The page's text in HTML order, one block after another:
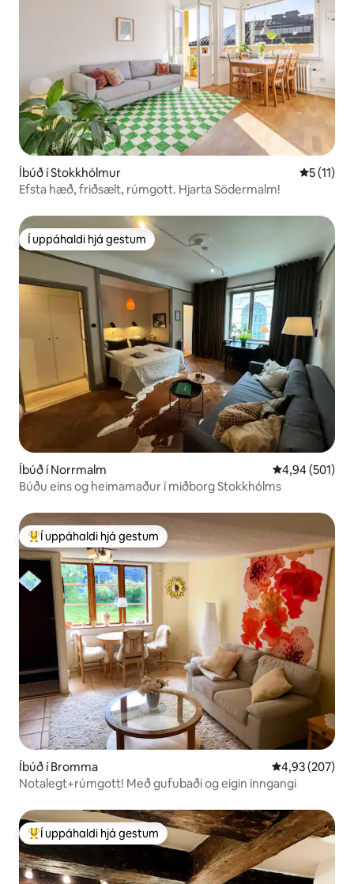
Íbúð í Stokkhólmur 5 af 5 í
5 (11)
Efsta hæð, friðsælt, rúmgott. Hjarta Södermalm!
Í uppáhaldi hjá gestum
Í uppáhaldi hjá gestum
Íbúð í Norrmalm 4,94 af 5 í
4,94 (501)
Búðu eins og heimamaður í miðborg Stokkhólms
Í mestu uppáhaldi hjá gestum
Í uppáhaldi hjá gestum
Íbúð í Bromma 4,93 af 5 í
4,93 (207)
Notalegt+rúmgott! Með gufubaði og eigin inngangi
Í mestu uppáhaldi hjá gestum
Í uppáhaldi hjá gestum